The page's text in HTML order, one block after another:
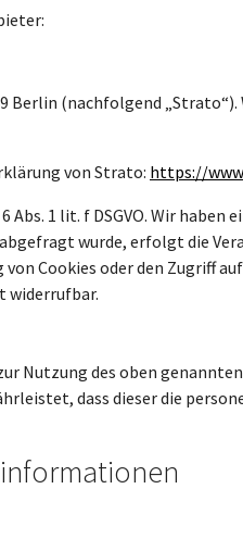
(nachfolgend „Strato“).
von Strato: https://
Abs. 1 lit. f DSGVO. Wir
wurde, erfolgt die
von Cookies oder den
widerrufbar.
Nutzung des oben
dass dieser die